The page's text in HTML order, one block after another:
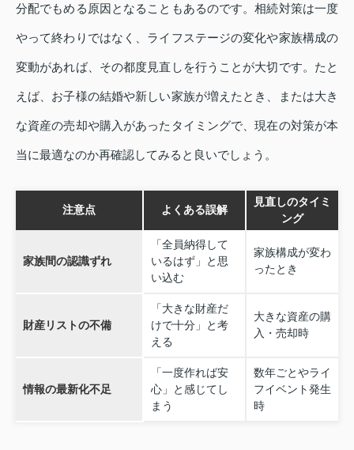
分配でもめる原因となることもあるのです。相続対策は一度
やって終わりではなく、ライフステージの変化や家族構成の
変動があれば、その都度見直しを行うことが大切です。たと
えば、お子様の結婚や新しい家族が増えたとき、または大き
な資産の売却や購入があったタイミングで、現在の対策が本
当に最適なのか再確認してみると良いでしょう。
注意点 よくある誤解
見直しのタイミ
ング
家族間の認識ずれ
「全員納得して
いるはず」と思
い込む
家族構成が変わ
ったとき
財産リストの不備
「大きな財産だ
けで十分」と考
える
大きな資産の購
入・売却時
情報の最新化不足
「一度作れば安
心」と感じてし
まう
数年ごとやライ
フイベント発生
時